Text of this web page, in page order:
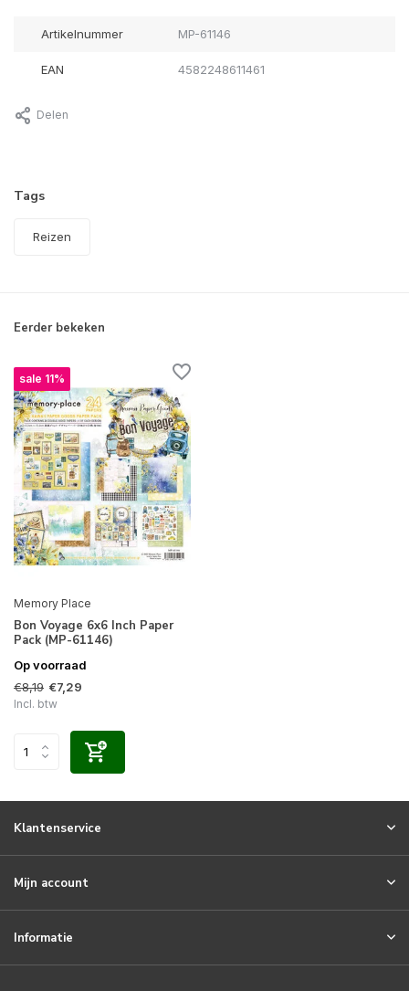
Artikelnummer MP-61146
EAN 4582248611461
Delen
Tags
Reizen
Eerder bekeken
sale 11%
Memory Place
Bon Voyage 6x6 Inch Paper
Pack (MP-61146)
Op voorraad
€8,19 €7,29
Incl. btw
Klantenservice
Mijn account
Informatie